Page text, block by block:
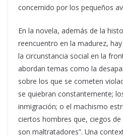
concernido por los pequeños
En la novela, además de la
reencuentro en la madurez,
la circunstancia social en la
abordan temas como la
sobre los que se cometen
se quiebran constantemente;
inmigración; o el machismo
ciertos hombres que, ciegos
son maltratadores”. Una